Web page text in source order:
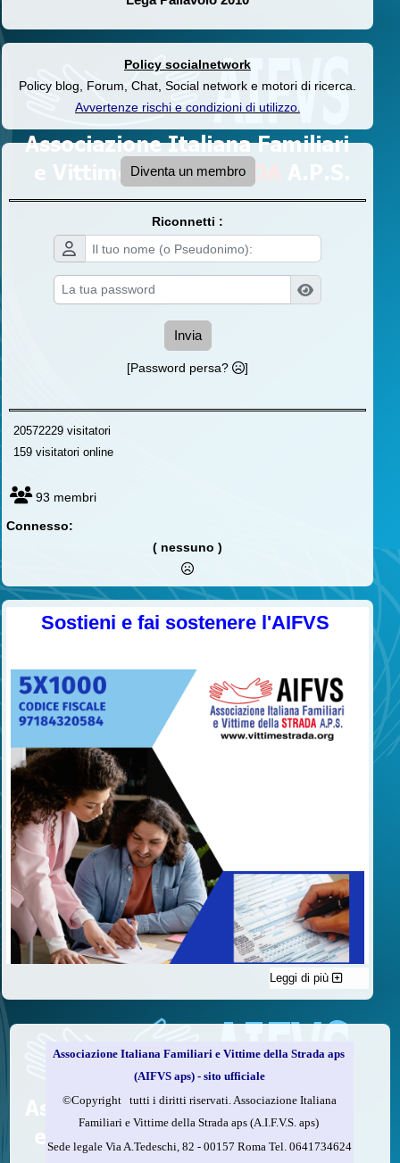
Policy socialnetwork
Policy blog, Forum, Chat, Social network e motori di ricerca.
Avvertenze rischi e condizioni di utilizzo.
Diventa un membro
Riconnetti :
Invia
[Password persa? ]
20572229 visitatori
159 visitatori online
93 membri
Connesso:
( nessuno )
Sostieni e fai sostenere l'AIFVS
C'è un modo di contribuire alle attività dell’A.I.F.V.S. a favore
delle vittime della strada e per dare giustizia ai superstiti ed ai
loro familiari che non costa nulla: devolvere il 5 per mille della
Compila la scheda CUD o del modello 730.
Firma nel riquadro indicato come “Sostegno delle
organizzazioni non lucrative di utilità sociale, delle associazioni
Leggi di più
Associazione Italiana Familiari e Vittime della Strada aps
(AIFVS aps) - sito ufficiale
©​Copyright tutti i diritti riservati. Associazione Italiana
Familiari e Vittime della Strada aps (A.I.F.V.S. aps)
Sede legale Via A.Tedeschi, 82 - 00157 Roma Tel. 0641734624